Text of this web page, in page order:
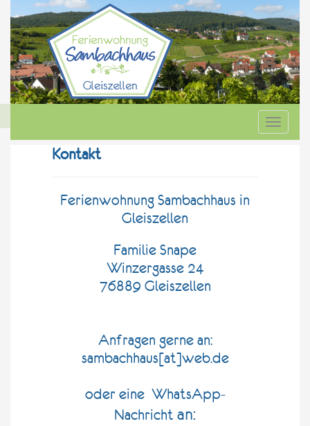
Toggle
Kontakt
Ferienwohnung Sambachhaus in
Gleiszellen
Familie Snape
Winzergasse 24
76889 Gleiszellen
Anfragen gerne an:
sambachhaus[at]web.de
oder eine WhatsApp-
Nachricht an: